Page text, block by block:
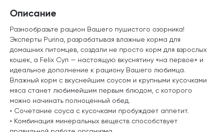
Описание
Разнообразьте рацион Вашего пушистого озорника!
Эксперты Purina, разрабатывая влажные корма для
домашних питомцев, создали не просто корм для взрослых
кошек, а Felix Суп — настоящую вкуснятину «на первое» и
идеальное дополнение к рациону Вашего любимца.
Влажный корм с вкуснейшим соусом и крупными кусочками
мяса станет любимейшим первым блюдом, с которого
можно начинать полноценный обед.
• Сочетание соуса с кусочками пробуждает аппетит.
• Комбинация минеральных веществ способствует